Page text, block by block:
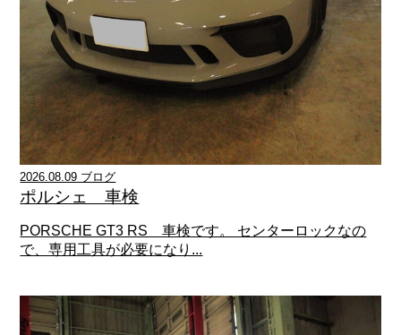
2026.08.09 ブログ
ポルシェ 車検
PORSCHE GT3 RS 車検です。 センターロックなの
で、専用工具が必要になり...